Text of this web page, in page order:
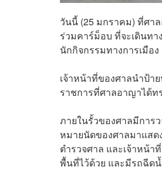
วันนี้ (25 มกราคม) ที่ศา
ร่วมคาร์ม็อบ ที่จะเดินท
นักกิจกรรมทางการเมือ
เจ้าหน้าที่ของศาลนำป้า
ราชการที่ศาลอาญาได้ท
ภายในรั้วของศาลมีการ
หมายนัดของศาลมาแสด
ตำรวจศาล และเจ้าหน้
พื้นที่ไว้ด้วย และมีรถฉีด